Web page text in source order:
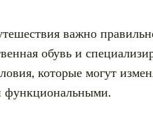
важно
обувь и
которые могут